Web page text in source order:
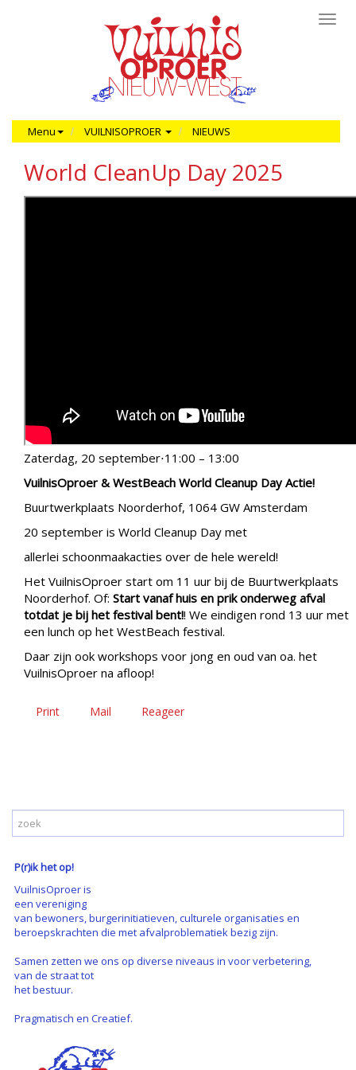
Menu VUILNISOPROER NIEUWS
World CleanUp Day 2025
Zaterdag, 20 september⋅11:00 – 13:00
VuilnisOproer & WestBeach World Cleanup Day Actie!
Buurtwerkplaats Noorderhof, 1064 GW Amsterdam
20 september is World Cleanup Day met
allerlei schoonmaakacties over de hele wereld!
Het VuilnisOproer start om 11 uur bij de Buurtwerkplaats
Noorderhof. Of: Start vanaf huis en prik onderweg afval
totdat je bij het festival bent!! We eindigen rond 13 uur met
een lunch op het WestBeach festival.
Daar zijn ook workshops voor jong en oud van oa. het
VuilnisOproer na afloop!
Print Mail Reageer
P(r)ik het op!
VuilnisOproer is
een vereniging
van bewoners, burgerinitiatieven, culturele organisaties en
beroepskrachten die met afvalproblematiek bezig zijn.
Samen zetten we ons op diverse niveaus in voor verbetering,
van de straat tot
het bestuur.
Pragmatisch en Creatief.